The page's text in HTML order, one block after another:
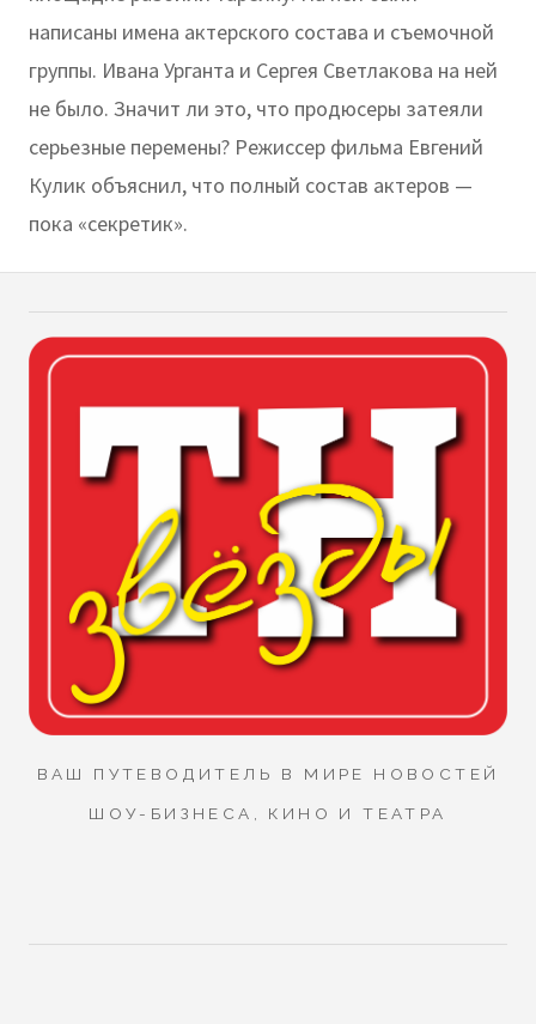
написаны имена актерского состава и съемочной
группы. Ивана Урганта и Сергея Светлакова на ней
не было. Значит ли это, что продюсеры затеяли
серьезные перемены? Режиссер фильма Евгений
Кулик объяснил, что полный состав актеров —
пока «секретик».
ВАШ ПУТЕВОДИТЕЛЬ В МИРЕ НОВОСТЕЙ
ШОУ-БИЗНЕСА, КИНО И ТЕАТРА